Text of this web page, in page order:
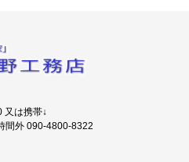
又は携帯↓
外 090-4800-8322